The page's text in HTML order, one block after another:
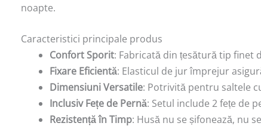
noapte.
Caracteristici principale produs
Confort Sporit: Fabricată din țesătură tip finet
Fixare Eficientă: Elasticul de jur împrejur
Dimensiuni Versatile: Potrivită pentru saltele
Inclusiv Fețe de Pernă: Setul include 2 fețe de
Rezistență în Timp: Husă nu se șifonează, nu